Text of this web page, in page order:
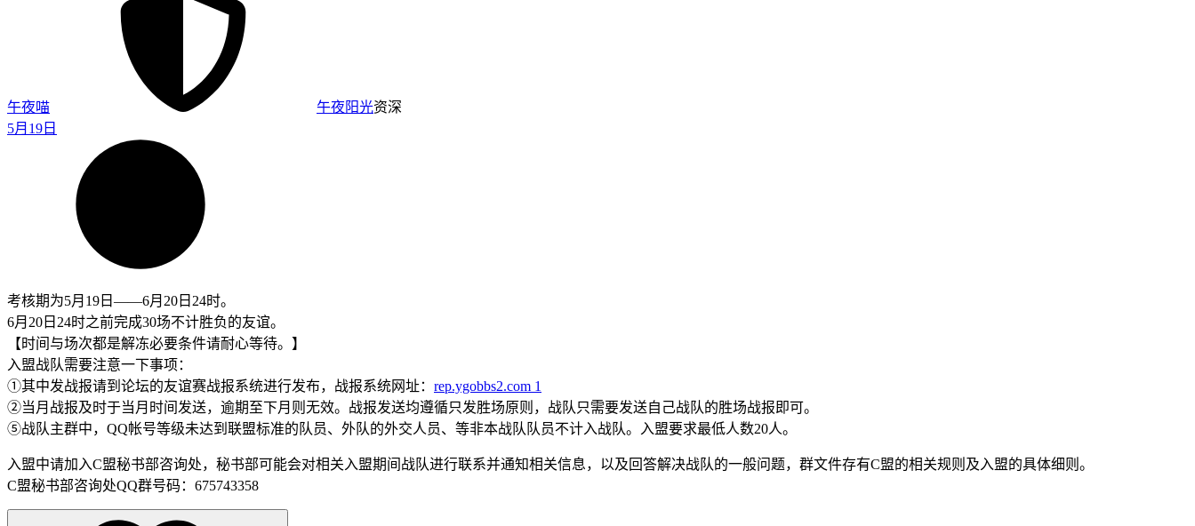
午夜喵 午夜阳光资深
5月19日
考核期为5月19日——6月20日24时。
6月20日24时之前完成30场不计胜负的友谊。
【时间与场次都是解冻必要条件请耐心等待。】
入盟战队需要注意一下事项：
①其中发战报请到论坛的友谊赛战报系统进行发布，战报系统网址： rep.ygobbs2.com 1
②当月战报及时于当月时间发送，逾期至下月则无效。战报发送均遵循只发胜场原则，战队只需要发送自己战队的胜场战报即可。
⑤战队主群中，QQ帐号等级未达到联盟标准的队员、外队的外交人员、等非本战队队员不计入战队。入盟要求最低人数20人。
入盟中请加入C盟秘书部咨询处，秘书部可能会对相关入盟期间战队进行联系并通知相关信息，以及回答解决战队的一般问题，群文件存有C盟的相关规则及入盟的具体细则。
C盟秘书部咨询处QQ群号码：675743358